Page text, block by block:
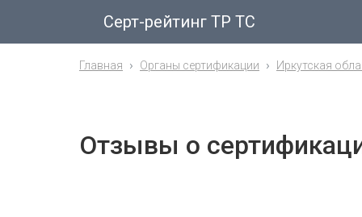
Серт-рейтинг ТР ТС
Главная Органы сертификации Иркутская
Отзывы о